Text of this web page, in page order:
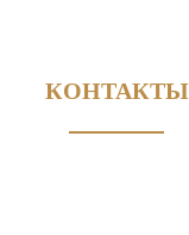
КОНТАКТЫ